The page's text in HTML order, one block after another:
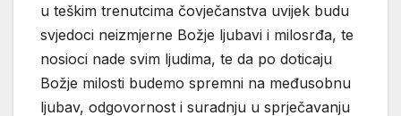
u teškim trenutcima čovječanstva uvijek budu
svjedoci neizmjerne Božje ljubavi i milosrđa, te
nosioci nade svim ljudima, te da po doticaju
Božje milosti budemo spremni na međusobnu
ljubav, odgovornost i suradnju u sprječavanju